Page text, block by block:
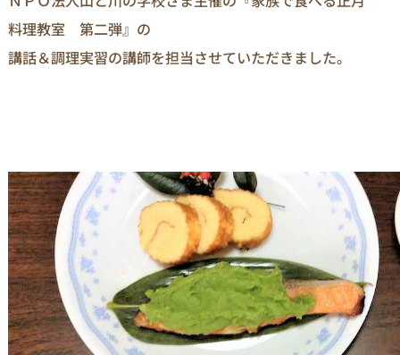
料理教室 第二弾』の
講話＆調理実習の講師を担当させていただきました。